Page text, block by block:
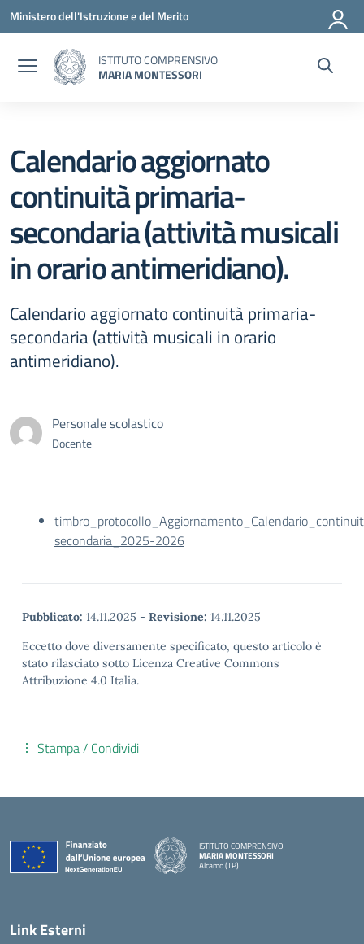
Vai ai contenuti
Vai al menu di navigazione
Vai al footer
Ministero dell'Istruzione e del Merito
ISTITUTO COMPRENSIVO
MARIA MONTESSORI
Calendario aggiornato
continuità primaria-
secondaria (attività musicali
in orario antimeridiano).
Calendario aggiornato continuità primaria-
secondaria (attività musicali in orario
antimeridiano).
Personale scolastico
Docente
secondaria_2025-2026
Pubblicato: 14.11.2025 - Revisione: 14.11.2025
Eccetto dove diversamente specificato, questo articolo è
stato rilasciato sotto Licenza Creative Commons
Attribuzione 4.0 Italia.
Stampa / Condividi
ISTITUTO COMPRENSIVO
MARIA MONTESSORI
Alcamo (TP)
Link Esterni